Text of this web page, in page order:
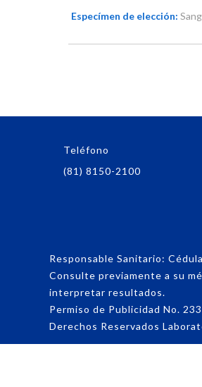
Especímen de elección:
Teléfono
(81) 8150-2100
Responsable Sanitario:
Consulte previamente a su
interpretar resultados.
Permiso de Publicidad No.
Derechos Reservados